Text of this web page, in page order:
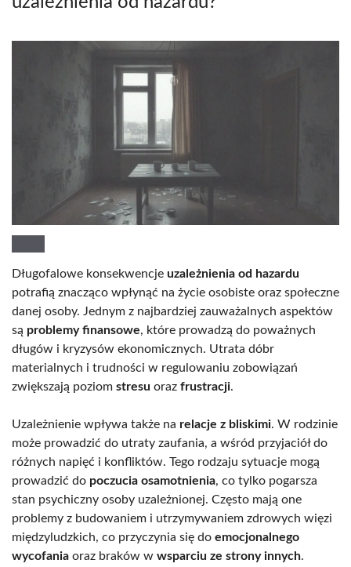
Długofalowe konsekwencje uzależnienia od hazardu
potrafią znacząco wpłynąć na życie osobiste oraz społeczne
danej osoby. Jednym z najbardziej zauważalnych aspektów
są problemy finansowe, które prowadzą do poważnych
długów i kryzysów ekonomicznych. Utrata dóbr
materialnych i trudności w regulowaniu zobowiązań
zwiększają poziom stresu oraz frustracji.
Uzależnienie wpływa także na relacje z bliskimi. W rodzinie
może prowadzić do utraty zaufania, a wśród przyjaciół do
różnych napięć i konfliktów. Tego rodzaju sytuacje mogą
prowadzić do poczucia osamotnienia, co tylko pogarsza
stan psychiczny osoby uzależnionej. Często mają one
problemy z budowaniem i utrzymywaniem zdrowych więzi
międzyludzkich, co przyczynia się do emocjonalnego
wycofania oraz braków w wsparciu ze strony innych.